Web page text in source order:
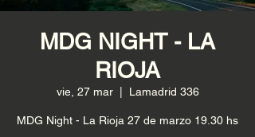
MDG NIGHT - LA
RIOJA
vie, 27 mar
  |
Lamadrid 336
MDG Night - La Rioja 27 de marzo 19.30 hs